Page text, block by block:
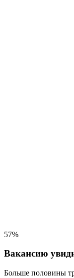
57%
Вакансию
Больше половины